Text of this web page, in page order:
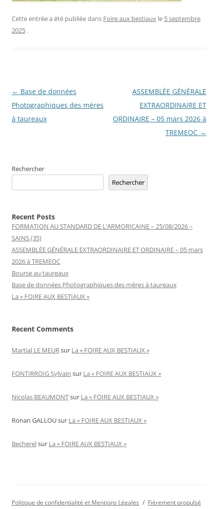
Cette entrée a été publiée dans Foire aux bestiaux le 5 septembre
2025 .
Navigation
des
articles
← Base de données
Photographiques des mères
à taureaux
ASSEMBLÉE GÉNÉRALE
EXTRAORDINAIRE ET
ORDINAIRE – 05 mars 2026 à
TREMEOC →
Rechercher
Rechercher
Recent Posts
FORMATION AU STANDARD DE L’ARMORICAINE – 25/08/2026 –
SAINS (35)
ASSEMBLÉE GÉNÉRALE EXTRAORDINAIRE ET ORDINAIRE – 05 mars
2026 à TREMEOC
Bourse au taureaux
Base de données Photographiques des mères à taureaux
La « FOIRE AUX BESTIAUX »
Recent Comments
Martial LE MEURsur La « FOIRE AUX BESTIAUX »
FONTIRROIG Sylvain sur La « FOIRE AUX BESTIAUX »
Nicolas BEAUMONTsur La « FOIRE AUX BESTIAUX »
Ronan GALLOUsur La « FOIRE AUX BESTIAUX »
Becherelsur La « FOIRE AUX BESTIAUX »
Politique de confidentialité et Mentions Légales Fièrement propulsé